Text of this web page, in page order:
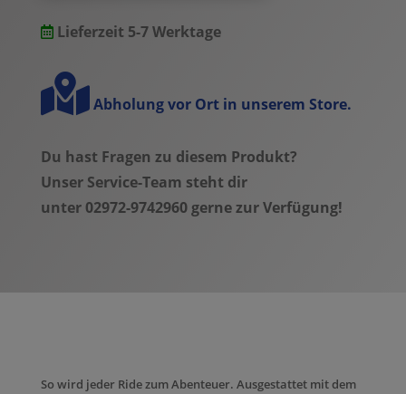
-
Modell
2026
Lieferzeit 5-7 Werktage
Abholung vor Ort in unserem Store.
Du hast Fragen zu diesem Produkt?
Unser Service-Team steht dir
unter 02972-9742960 gerne zur Verfügung!
So wird jeder Ride zum Abenteuer. Ausgestattet mit dem